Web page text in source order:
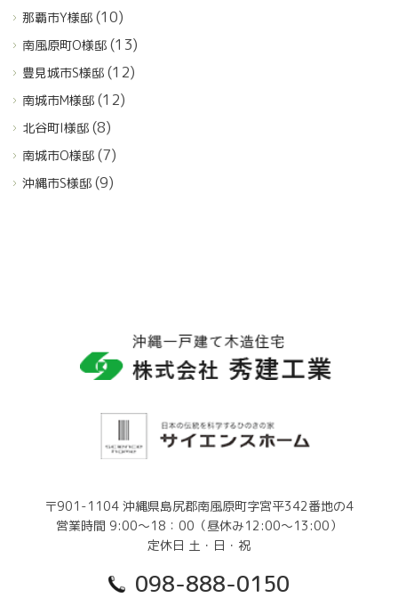
那覇市Y様邸 (10)
南風原町O様邸 (13)
豊見城市S様邸 (12)
南城市M様邸 (12)
北谷町I様邸 (8)
南城市O様邸 (7)
沖縄市S様邸 (9)
〒901-1104 沖縄県島尻郡南風原町字宮平342番地の4
営業時間 9:00～18：00（昼休み12:00～13:00）
定休日 土・日・祝
098-888-0150